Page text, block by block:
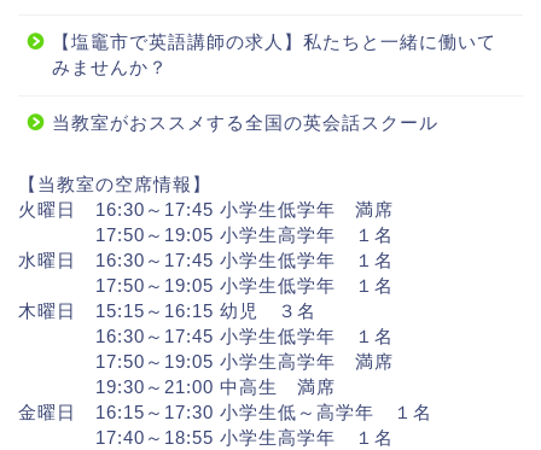
【塩竈市で英語講師の求人】私たちと一緒に働いて
みませんか？
当教室がおススメする全国の英会話スクール
【当教室の空席情報】
火曜日 16:30～17:45 小学生低学年 満席
17:50～19:05 小学生高学年 １名
水曜日 16:30～17:45 小学生低学年 １名
17:50～19:05 小学生低学年 １名
木曜日 15:15～16:15 幼児 ３名
16:30～17:45 小学生低学年 １名
17:50～19:05 小学生高学年 満席
19:30～21:00 中高生 満席
金曜日 16:15～17:30 小学生低～高学年 １名
17:40～18:55 小学生高学年 １名